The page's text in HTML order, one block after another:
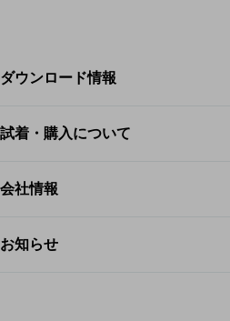
ダウンロード情報
試着・購入について
会社情報
お知らせ